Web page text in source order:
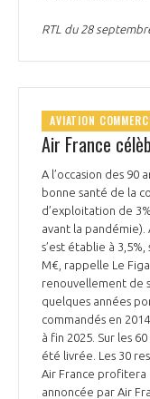
PRENDRE CONTACT
LES ENJEUX
COMPÉTITIVITÉ
EMPLOI & FORMATION
ENVIRONNEMENT
INNOVATION
INTERNATIONALISATION
DOCUMENTS &
RAPPORTS
RTL du 28
AVIATION
Air France
A l’occasion des 90
bonne santé de la
d’exploitation de
avant la
s’est établie à
M€, rappelle Le
renouvellement de
quelques années
commandés en
à fin 2025. Sur les
été livrée. Les 30
Air France profitera
annoncée par Air